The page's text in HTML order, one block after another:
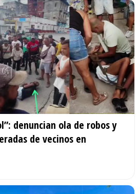
denuncian ola de robos y
de vecinos en